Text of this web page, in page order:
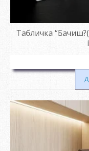
Табличка